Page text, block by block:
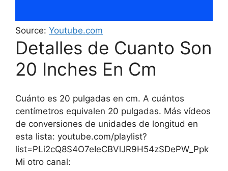
Source: Youtube.com
Detalles de Cuanto Son
20 Inches En Cm
Cuánto es 20 pulgadas en cm. A cuántos
centímetros equivalen 20 pulgadas. Más vídeos
de conversiones de unidades de longitud en
esta lista: youtube.com/playlist?
list=PLi2cQ8S4O7eIeCBVlJR9H54zSDePW_Ppk
Mi otro canal: